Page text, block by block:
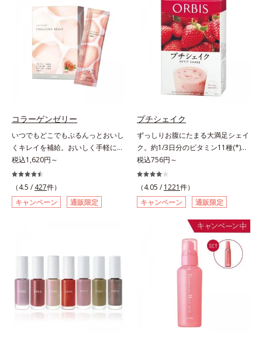
アです。“飲むスキンケア”だから、
顔だけでなく、背中や足など、スキ
ンケア機能は全身にも。なかなか手
が回らない、ボディの乾燥対策にも
おすすめです。ゆずの爽やかな香り
とすっきりとした酸味が特徴の「ゆ
ず風味」、芳醇なマスカットの香り
「マスカット風味」、ピーチの甘い
香りと爽やかな甘味が楽しめる「ピ
ーチ風味」の3種のフレーバーをご
用意。その日の気分に合わせてチョ
イスできるから、より飽きにくく、
水なしで飲めるから、毎日手軽にお
いしく続けられます。*1 販売商品
として。*2 許可表示：本品に含ま
ョンが作れて、瞳の印象を確実に
UP。重ね方次第で印象の異なる仕
上がりが可能で、毎日のメイクがも
っと楽しくなります。それぞれの肌
色を考えたこだわりの色設計だか
ら、冒険カラーも肌にすんなりなじ
み、立体的で華やかな目元に仕上が
ります。容器の中でプレスされた粉
れて丸い粉体になる「バウンスロー
上で転がりやすく、ひと塗りでふわ
っとのび広がります。
コラーゲンゼリー
いつでもどこでもぷるんっとおいし
くキレイを補給。おいしく手軽にキ
レイをチャージ！ おやつ感覚でハ
リと弾力のある毎日に欠かせない人
気のコラーゲンを補給できる、ステ
ィック型ゼリーです。吸収が早い、
分子の小さなコラーゲンが1袋にた
B6も加えました。コラーゲン特有
た、まるでフルーツゼリーのように
みずみずしいゼリーです。個包装の
スティックタイプだから、いつでも
どこでも片手でおいしくコラーゲン
税込1,620円～
（4.5 / 427件）
キャンペーン
通販限定
プチシェイク
ずっしりお腹にたまる大満足シェイ
ク。約1/3日分のビタミン11種(*)・
鉄分・食物繊維配合でダイエットと
美容をしっかりサポート。食事とお
きかえるだけで簡単にカロリーを抑
えつつ、果実のいいところをまるご
と使って栄養バランスUP。食物繊
維やビタミン、鉄分などの不足しが
ちな栄養素をチャージして、健康的
なダイエットを後押しします。さら
に牛乳以外に、豆乳やヨーグルトに
も混ぜることができ、気分や摂りた
い栄養、空腹具合に合わせて食べ方
のアレンジは自由自在！自然な果実
の味を活かした美味しさで、ハッピ
ーなダイエットを目指します。* ビ
税込756円～
（4.05 / 1221件）
キャンペーン
通販限定